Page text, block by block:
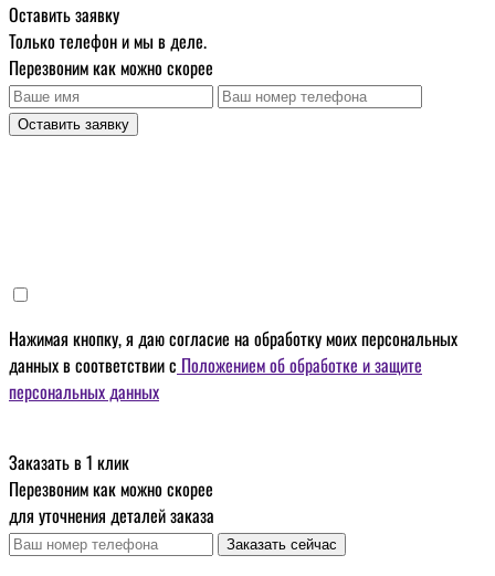
Оставить заявку
Только телефон и мы в деле.
Перезвоним как можно скорее
Оставить заявку
Нажимая кнопку, я даюсогласие на обработку моих персональных
данныхв соответствии с Положением об обработке и защите
персональных данных
Заказать в 1 клик
Перезвоним как можно скорее
для уточнения деталей заказа
Заказать сейчас